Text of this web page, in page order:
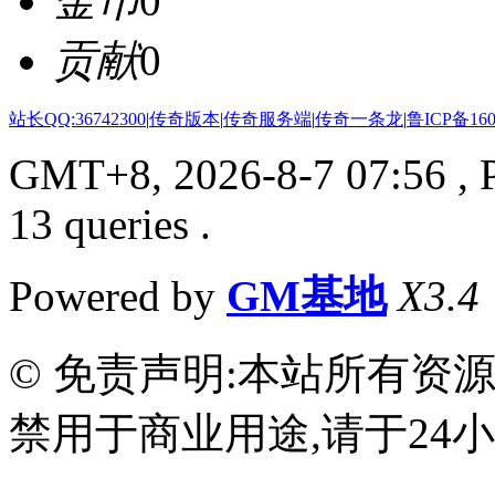
贡献0
站长QQ:36742300|传奇版本|传奇服务端|传奇一条龙|鲁ICP备
GMT+8, 2026-8-7 07:56 ,
13 queries .
Powered by GM基地 X3.4
© 免责声明:本站所有资
禁用于商业用途,请于24